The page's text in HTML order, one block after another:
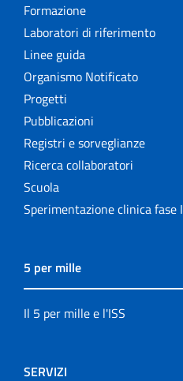
Formazione
Laboratori di riferimento
Linee guida
Organismo Notificato
Progetti
Pubblicazioni
Registri e sorveglianze
Ricerca collaboratori
Scuola
Sperimentazione clinica fase I
5 per mille
Il 5 per mille e l'ISS
SERVIZI